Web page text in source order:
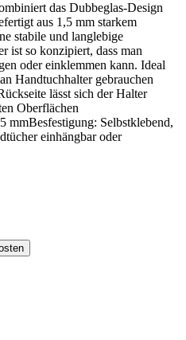
das Dubbeglas-Design
aus 1,5 mm starkem
stabile und langlebige
ist so konzipiert, dass man
oder einklemmen kann. Ideal
Handtuchhalter gebrauchen
lässt sich der Halter
Oberflächen
mmBesfestigung: Selbstklebend,
einhängbar oder